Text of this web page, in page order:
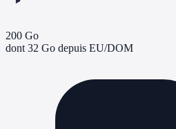
200 Go
dont 32 Go depuis EU/DOM